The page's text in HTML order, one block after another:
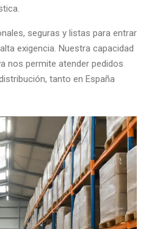
seguras y listas para entrar
exigencia. Nuestra capacidad
nos permite atender pedidos
tanto en España